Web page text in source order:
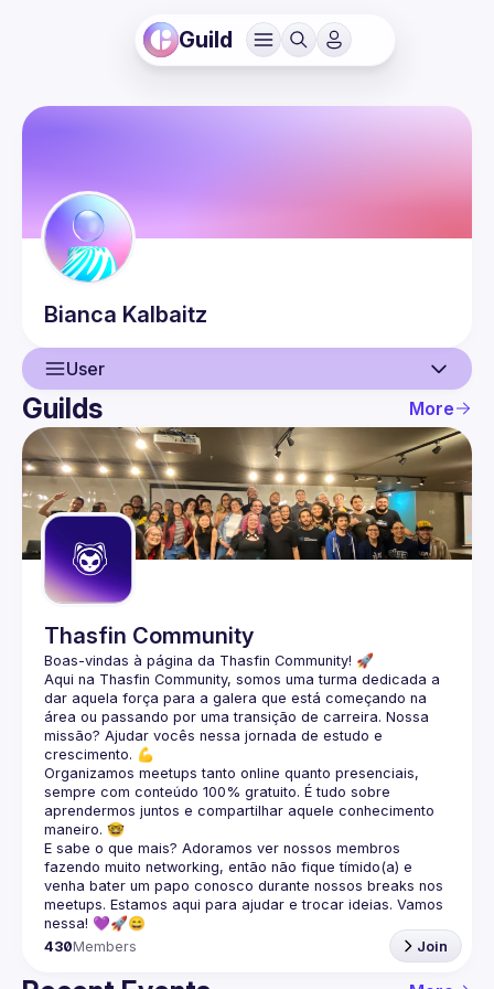
Guild
Bianca Kalbaitz
User
User
Events
Guilds
Guilds More
Thasfin Community
Boas-vindas à página da Thasfin Community! 🚀
Aqui na Thasfin Community, somos uma turma dedicada a
dar aquela força para a galera que está começando na
área ou passando por uma transição de carreira. Nossa
missão? Ajudar vocês nessa jornada de estudo e
crescimento. 💪
Organizamos meetups tanto online quanto presenciais,
sempre com conteúdo 100% gratuito. É tudo sobre
aprendermos juntos e compartilhar aquele conhecimento
maneiro. 🤓
E sabe o que mais? Adoramos ver nossos membros
fazendo muito networking, então não fique tímido(a) e
venha bater um papo conosco durante nossos breaks nos
meetups. Estamos aqui para ajudar e trocar ideias. Vamos
nessa! 💜🚀😄
430Members Join